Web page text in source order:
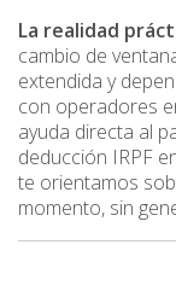
La realidad
cambio de
extendida y
con operadores
ayuda directa al
deducción IRPF
te orientamos
momento, sin